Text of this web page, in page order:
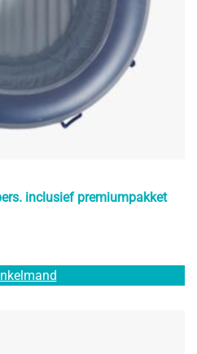
inclusief premiumpakket